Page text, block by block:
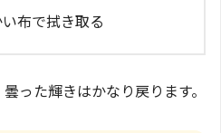
布で拭き取る
った輝きはかなり戻ります。